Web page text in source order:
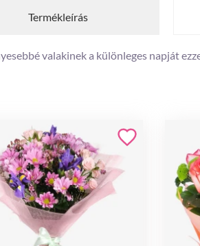
Termékleírás
valakinek a különleges napját